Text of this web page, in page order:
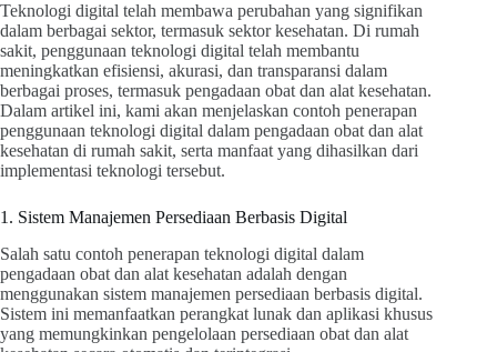
Teknologi digital telah membawa perubahan yang signifikan
dalam berbagai sektor, termasuk sektor kesehatan. Di rumah
sakit, penggunaan teknologi digital telah membantu
meningkatkan efisiensi, akurasi, dan transparansi dalam
berbagai proses, termasuk pengadaan obat dan alat kesehatan.
Dalam artikel ini, kami akan menjelaskan contoh penerapan
penggunaan teknologi digital dalam pengadaan obat dan alat
kesehatan di rumah sakit, serta manfaat yang dihasilkan dari
implementasi teknologi tersebut.
1. Sistem Manajemen Persediaan Berbasis Digital
Salah satu contoh penerapan teknologi digital dalam
pengadaan obat dan alat kesehatan adalah dengan
menggunakan sistem manajemen persediaan berbasis digital.
Sistem ini memanfaatkan perangkat lunak dan aplikasi khusus
yang memungkinkan pengelolaan persediaan obat dan alat